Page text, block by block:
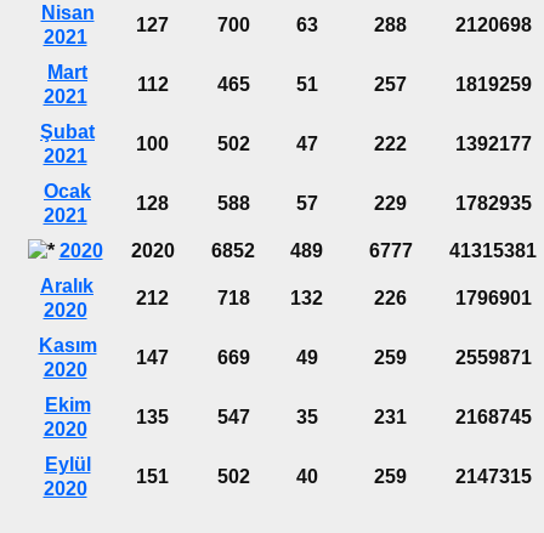
Nisan
2021
127 700 63 288 2120698
Mart
2021
112 465 51 257 1819259
Şubat
2021
100 502 47 222 1392177
Ocak
2021
128 588 57 229 1782935
2020 2020 6852 489 6777
41315381
Aralık
2020
212 718 132 226 1796901
Kasım
2020
147 669 49 259 2559871
Ekim
2020
135 547 35 231 2168745
Eylül
2020
151 502 40 259 2147315